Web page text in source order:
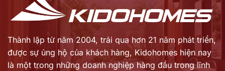
Thành lập từ năm 2004, trải qua hơn 21 năm phát triển,
được sự ủng hộ của khách hàng, Kidohomes hiện nay
là một trong những doanh nghiệp hàng đầu trong lĩnh